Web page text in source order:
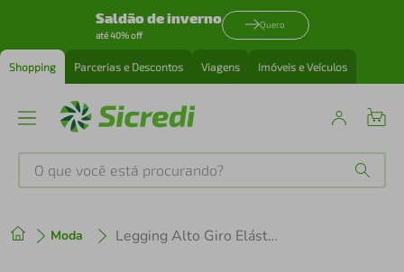
Saldão de inverno
até 40% off
Quero
Shopping Parcerias e Descontos Viagens Imóveis e Veículos
O que você está procurando?
Moda Legging Alto Giro Elástico Personalizado Feminina